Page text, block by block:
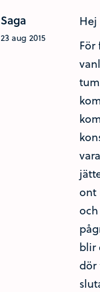
Saga
23 aug 2015
Hej
För
ont
blir
dör